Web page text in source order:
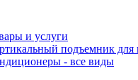
и услуги
подъемник для
- все виды